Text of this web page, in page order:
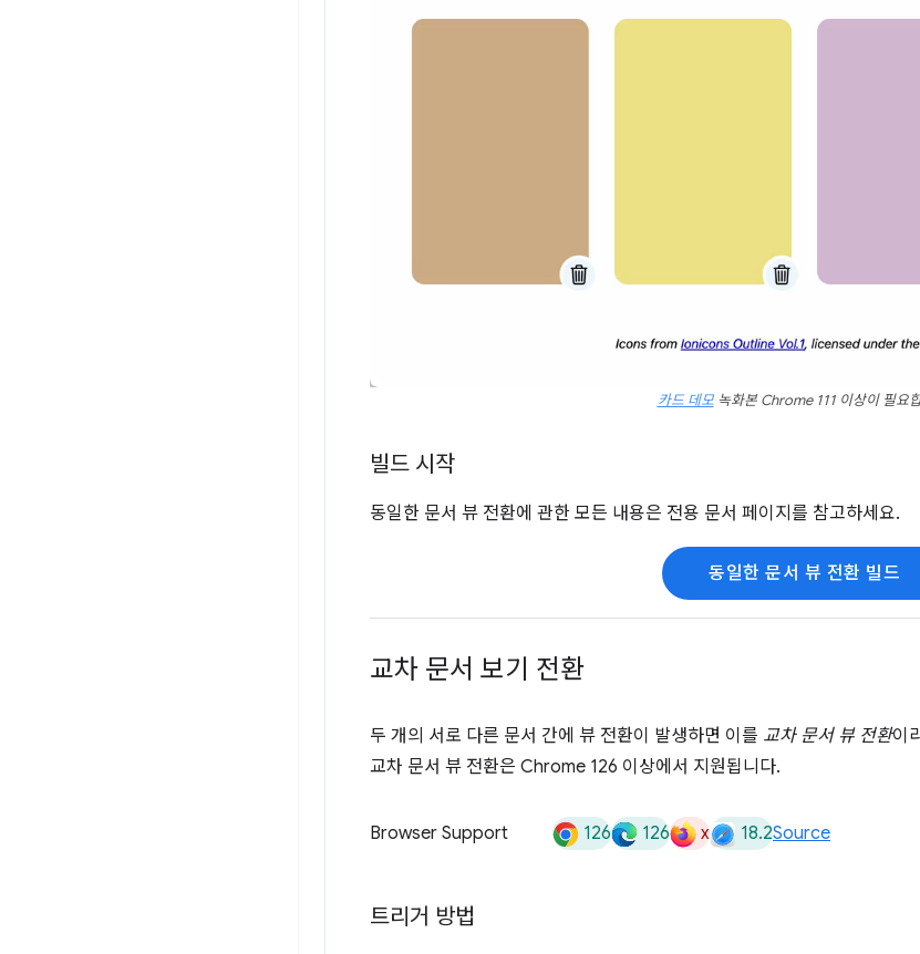
카드 데모녹화본 Chrome 111 이상이 필요
빌드 시작
동일한 문서 뷰 전환에 관한 모든 내용은 전용 문서 페이지를 참고하세요.
동일한 문서 뷰 전환 빌드
교차 문서 보기 전환
두 개의 서로 다른 문서 간에 뷰 전환이 발생하면 이를 교차 문서 뷰 전환이
교차 문서 뷰 전환은 Chrome 126 이상에서 지원됩니다.
Browser Support 126 126 x 18.2Source
트리거 방법